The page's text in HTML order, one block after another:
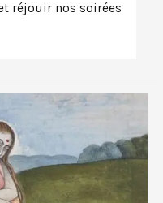
réjouir nos soirées